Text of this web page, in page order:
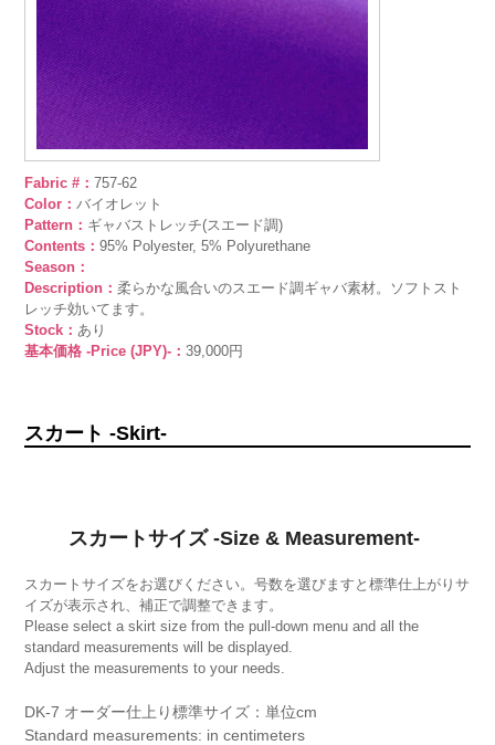
Fabric #：757-62
Color：バイオレット
Pattern： ギャバストレッチ(スエード調)
Contents：95% Polyester, 5% Polyurethane
Season：
Description：柔らかな風合いのスエード調ギャバ素材。ソフトスト
レッチ効いてます。
Stock：あり
基本価格 -Price (JPY)-：39,000円
スカート -Skirt-
スカートサイズ -Size & Measurement-
スカートサイズをお選びください。号数を選びますと標準仕上がりサ
イズが表示され、補正で調整できます。
Please select a skirt size from the pull-down menu and all the
standard measurements will be displayed.
Adjust the measurements to your needs.
DK-7 オーダー仕上り標準サイズ：単位cm
Standard measurements: in centimeters